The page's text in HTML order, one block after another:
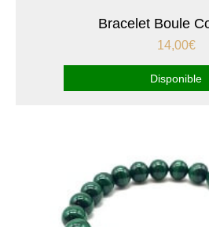
Bracelet Boule
14,00€
Disponible